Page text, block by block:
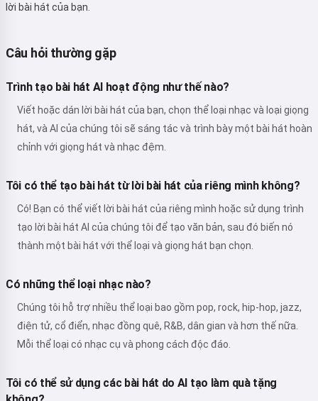
lời bài hát của bạn.
Câu hỏi thường gặp
Trình tạo bài hát AI hoạt động như thế nào?
Viết hoặc dán lời bài hát của bạn, chọn thể loại nhạc và loại giọng
hát, và AI của chúng tôi sẽ sáng tác và trình bày một bài hát hoàn
chỉnh với giọng hát và nhạc đệm.
Tôi có thể tạo bài hát từ lời bài hát của riêng mình không?
Có! Bạn có thể viết lời bài hát của riêng mình hoặc sử dụng trình
tạo lời bài hát AI của chúng tôi để tạo văn bản, sau đó biến nó
thành một bài hát với thể loại và giọng hát bạn chọn.
Có những thể loại nhạc nào?
Chúng tôi hỗ trợ nhiều thể loại bao gồm pop, rock, hip-hop, jazz,
điện tử, cổ điển, nhạc đồng quê, R&B, dân gian và hơn thế nữa.
Mỗi thể loại có nhạc cụ và phong cách độc đáo.
Tôi có thể sử dụng các bài hát do AI tạo làm quà tặng